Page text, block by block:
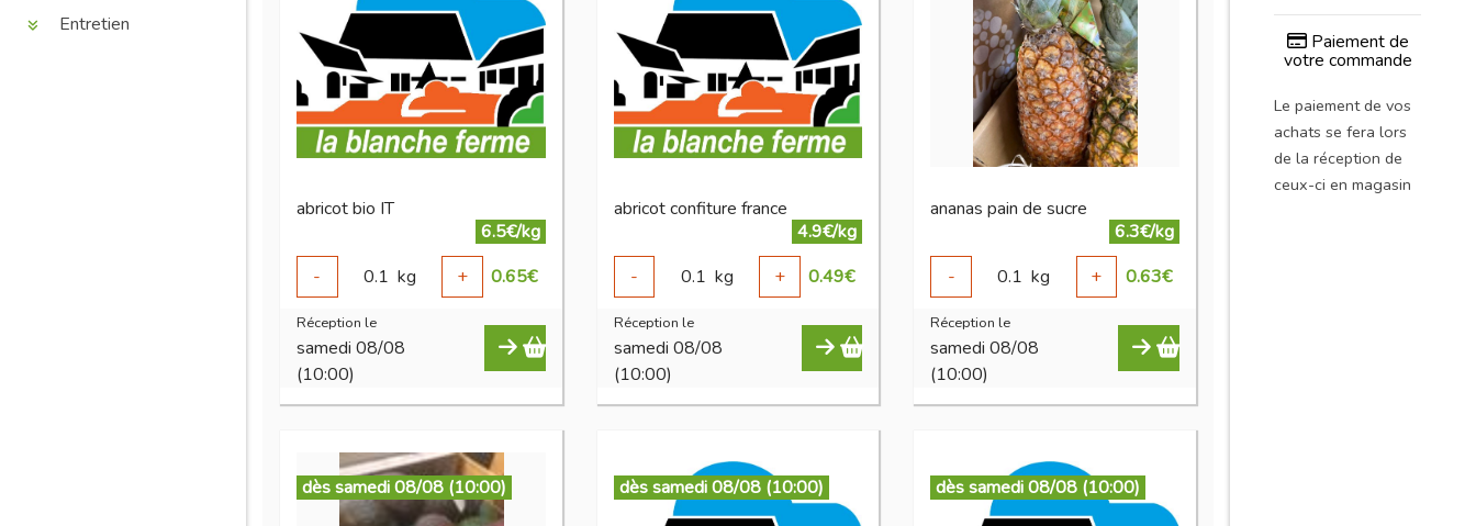
Entretien
abricot bio IT
6.5€/kg
-
0.1 kg + 0.65€
Réception le
samedi 08/08
(10:00)
abricot confiture france
4.9€/kg
-
0.1 kg + 0.49€
Réception le
samedi 08/08
(10:00)
ananas pain de sucre
6.3€/kg
-
0.1 kg + 0.63€
Réception le
samedi 08/08
(10:00)
dès samedi 08/08 (10:00) dès samedi 08/08 (10:00) dès samedi 08/08 (10:00)
Paiement de
votre commande
Le paiement de vos
achats se fera lors
de la réception de
ceux-ci en magasin